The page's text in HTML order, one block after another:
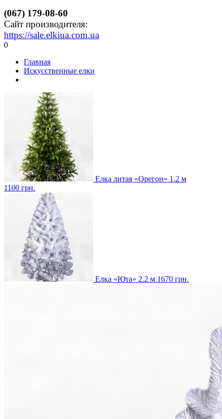
(067) 179-08-60
Сайт производителя:
https://sale.elkiua.com.ua
0
Главная
Искусственные елки
Елка литая «Орегон» 1.2 м
1100 грн.
Елка «Юта» 2.2 м 1670 грн.